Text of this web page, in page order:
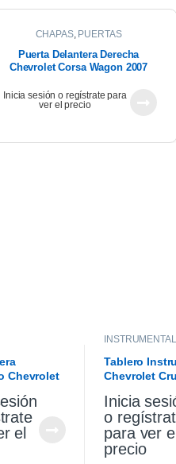
CHAPAS, PUERTAS
Puerta Delantera Derecha
Chevrolet Corsa Wagon 2007
Inicia sesión o regístrate para
ver el precio
Chevrolet
el
Tablero
Chevrolet
Inicia
o
para ver el
precio